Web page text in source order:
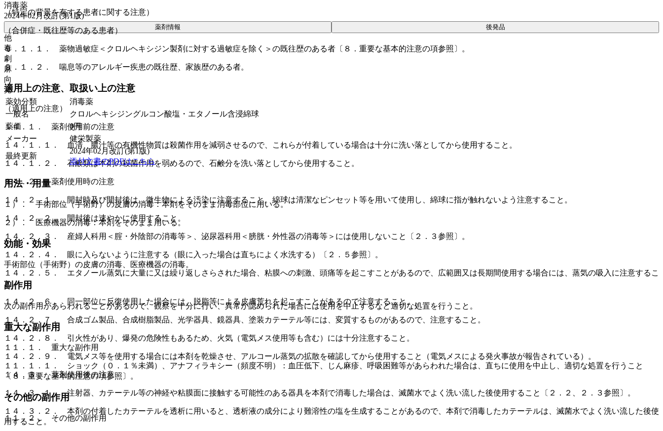
（特定の背景を有する患者に関する注意）
（合併症・既往歴等のある患者）
９．１．１． 薬物過敏症＜クロルヘキシジン製剤に対する過敏症を除く＞の既往歴のある者〔８．重要な基本的注意の項参照〕。
９．１．２． 喘息等のアレルギー疾患の既往歴、家族歴のある者。
適用上の注意、取扱い上の注意
（適用上の注意）
１４．１． 薬剤使用前の注意
１４．１．１． 血清、膿汁等の有機性物質は殺菌作用を減弱させるので、これらが付着している場合は十分に洗い落としてから使用すること。
１４．１．２． 石鹸類は本剤の殺菌作用を弱めるので、石鹸分を洗い落としてから使用すること。
１４．２． 薬剤使用時の注意
１４．２．１． 開封時及び開封後は、微生物による汚染に注意すること。綿球は清潔なピンセット等を用いて使用し、綿球に指が触れないよう注意すること。
１４．２．２． 開封後は速やかに使用すること。
１４．２．３． 産婦人科用＜腟・外陰部の消毒等＞、泌尿器科用＜膀胱・外性器の消毒等＞には使用しないこと〔２．３参照〕。
１４．２．４． 眼に入らないように注意する（眼に入った場合は直ちによく水洗する）〔２．５参照〕。
１４．２．５． エタノール蒸気に大量に又は繰り返しさらされた場合、粘膜への刺激、頭痛等を起こすことがあるので、広範囲又は長期間使用する場合には、蒸気の吸入に注意するこ
と。
１４．２．６． 同一部位に反復使用した場合には、脱脂等による皮膚荒れを起こすことがあるので注意すること。
１４．２．７． 合成ゴム製品、合成樹脂製品、光学器具、鏡器具、塗装カテーテル等には、変質するものがあるので、注意すること。
１４．２．８． 引火性があり、爆発の危険性もあるため、火気（電気メス使用等も含む）には十分注意すること。
１４．２．９． 電気メス等を使用する場合には本剤を乾燥させ、アルコール蒸気の拡散を確認してから使用すること（電気メスによる発火事故が報告されている）。
１４．３． 薬剤使用後の注意
１４．３．１． 注射器、カテーテル等の神経や粘膜面に接触する可能性のある器具を本剤で消毒した場合は、滅菌水でよく洗い流した後使用すること〔２．２、２．３参照〕。
１４．３．２． 本剤の付着したカテーテルを透析に用いると、透析液の成分により難溶性の塩を生成することがあるので、本剤で消毒したカテーテルは、滅菌水でよく洗い流した後使
用すること。
消毒薬
2024年02月改訂(第1版)
薬剤情報 後発品
他
毒
劇
麻
向
覚
薬効分類
消毒薬
一般名
クロルヘキシジングルコン酸塩・エタノール含浸綿球
薬価
0円
メーカー
健栄製薬
最終更新
2024年02月改訂(第1版)
添付文書のPDFはこちら
用法・用量
１）． 手術部位（手術野）の皮膚の消毒：本剤をそのまま消毒部位に用いる。
２）． 医療機器の消毒：本剤をそのまま用いる。
効能・効果
手術部位（手術野）の皮膚の消毒、医療機器の消毒。
副作用
次の副作用があらわれることがあるので、観察を十分に行い、異常が認められた場合には使用を中止するなど適切な処置を行うこと。
重大な副作用
１１．１． 重大な副作用
１１．１．１． ショック（０．１％未満）、アナフィラキシー（頻度不明）：血圧低下、じん麻疹、呼吸困難等があらわれた場合は、直ちに使用を中止し、適切な処置を行うこと
〔８．重要な基本的注意の項参照〕。
その他の副作用
１１．２． その他の副作用